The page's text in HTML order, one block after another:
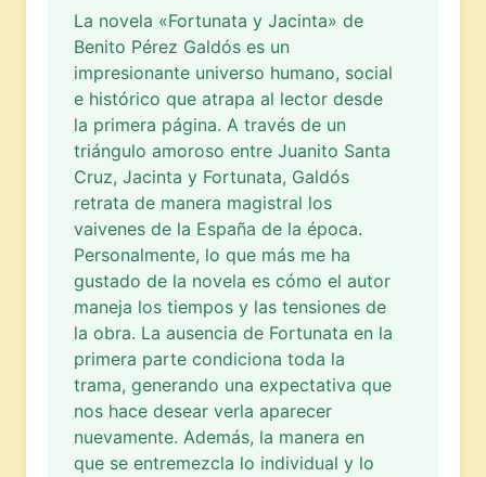
La novela «Fortunata y Jacinta» de
Benito Pérez Galdós es un
impresionante universo humano, social
e histórico que atrapa al lector desde
la primera página. A través de un
triángulo amoroso entre Juanito Santa
Cruz, Jacinta y Fortunata, Galdós
retrata de manera magistral los
vaivenes de la España de la época.
Personalmente, lo que más me ha
gustado de la novela es cómo el autor
maneja los tiempos y las tensiones de
la obra. La ausencia de Fortunata en la
primera parte condiciona toda la
trama, generando una expectativa que
nos hace desear verla aparecer
nuevamente. Además, la manera en
que se entremezcla lo individual y lo